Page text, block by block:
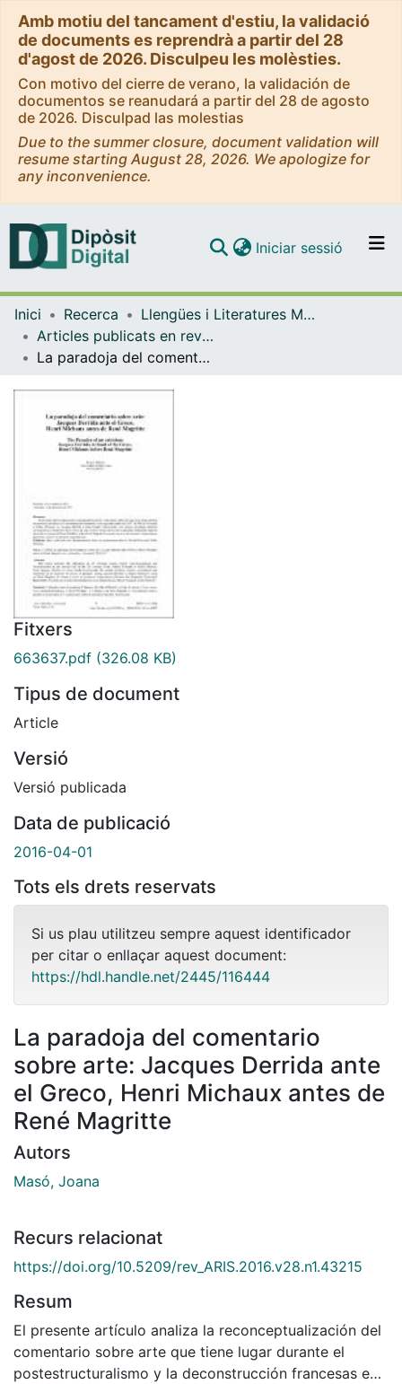
Amb motiu del tancament d'estiu, la validació
de documents es reprendrà a partir del 28
d'agost de 2026. Disculpeu les molèsties.
Con motivo del cierre de verano, la validación de
documentos se reanudará a partir del 28 de agosto
de 2026. Disculpad las molestias
Due to the summer closure, document validation will
resume starting August 28, 2026. We apologize for
any inconvenience.
Navega per tot el DD
Com publicar
Iniciar sessió (current)
Inici Recerca
Llengües i Literatures Modernes i Estudis Anglesos
Articles publicats en revistes (Llengües i Literatures Modernes i Estudis Anglesos)
La paradoja del comentario sobre arte: Jacques Derrida ante el Greco, Henri Michaux antes de René Magritte
Fitxers
663637.pdf (326.08 KB)
Tipus de document
Article
Versió
Versió publicada
Data de publicació
2016-04-01
Tots els drets reservats
Si us plau utilitzeu sempre aquest identificador
per citar o enllaçar aquest document:
https://hdl.handle.net/2445/116444
La paradoja del comentario
sobre arte: Jacques Derrida ante
el Greco, Henri Michaux antes de
René Magritte
Autors
Masó, Joana
Recurs relacionat
https://doi.org/10.5209/rev_ARIS.2016.v28.n1.43215
Resum
El presente artículo analiza la reconceptualización del
comentario sobre arte que tiene lugar durante el
postestructuralismo y la deconstrucción francesas en